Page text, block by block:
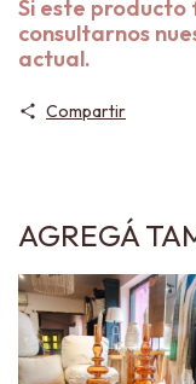
Si este producto
consultarnos
actual.
Compartir
AGREGÁ